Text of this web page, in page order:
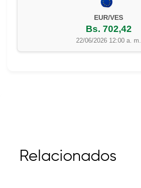
EUR/VES
Bs. 702,42
22/06/2026 12:00 a. m.
Relacionados